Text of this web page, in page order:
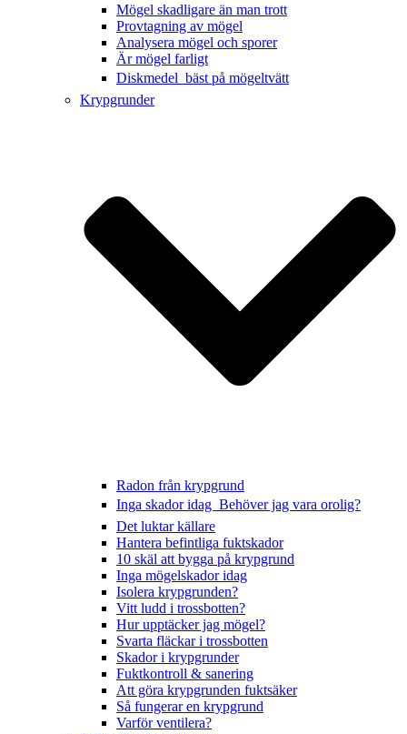
Mögel skadligare än man trott
Provtagning av mögel
Analysera mögel och sporer
Är mögel farligt
Diskmedel  bäst på mögeltvätt
Krypgrunder
Radon från krypgrund
Inga skador idag  Behöver jag vara orolig?
Det luktar källare
Hantera befintliga fuktskador
10 skäl att bygga på krypgrund
Inga mögelskador idag
Isolera krypgrunden?
Vitt ludd i trossbotten?
Hur upptäcker jag mögel?
Svarta fläckar i trossbotten
Skador i krypgrunder
Fuktkontroll & sanering
Att göra krypgrunden fuktsäker
Så fungerar en krypgrund
Varför ventilera?